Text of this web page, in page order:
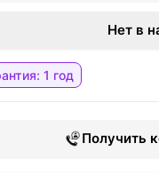
Нет в
1 год
Получить